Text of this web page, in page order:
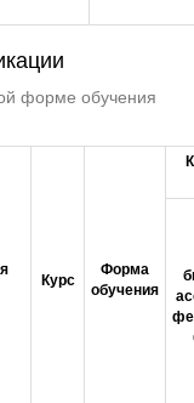
форме обучения
Курс
Форма
обучения